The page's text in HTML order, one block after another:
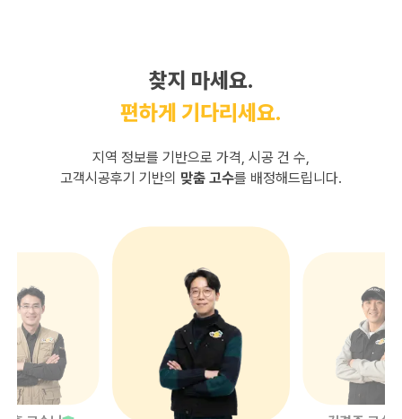
찾지 마세요.
편하게 기다리세요.
지역 정보를 기반으로 가격, 시공 건 수,
고객시공후기 기반의 맞춤 고수를 배정해드립니다.